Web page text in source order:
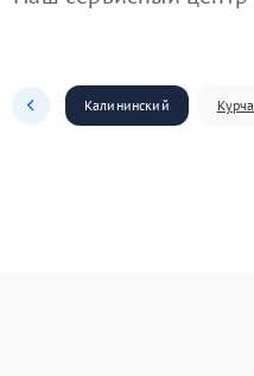
Калининский